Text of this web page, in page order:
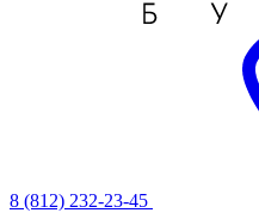
8 (812) 232-23-45